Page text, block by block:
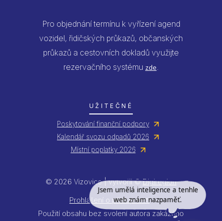
Pro objednání termínu k vyřízení agend
vozidel, řidičských průkazů, občanských
průkazů a cestovních dokladů využijte
rezervačního systému zde.
UŽITEČNÉ
Poskytování finanční podpory
Kalendář svozu odpadů 2026
Místní poplatky 2026
© 2026 Vizovice | vytvořil ©Digiregion
Prohlášení o přístupnosti
Použití obsahu bez svolení autora zakázáno
Jsem umělá inteligence a tenhle
web znám nazpaměť.